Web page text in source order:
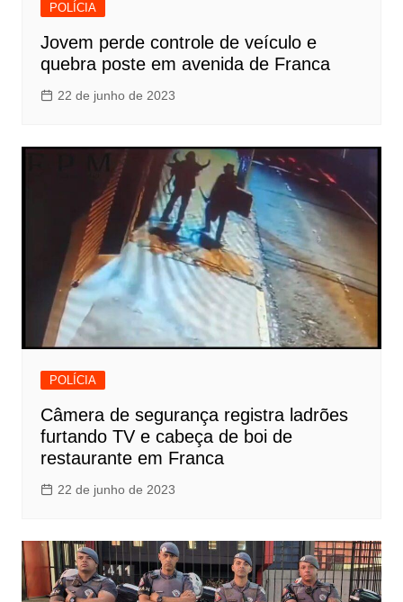
POLÍCIA
Jovem perde controle de veículo e
quebra poste em avenida de Franca
22 de junho de 2023
POLÍCIA
Câmera de segurança registra ladrões
furtando TV e cabeça de boi de
restaurante em Franca
22 de junho de 2023